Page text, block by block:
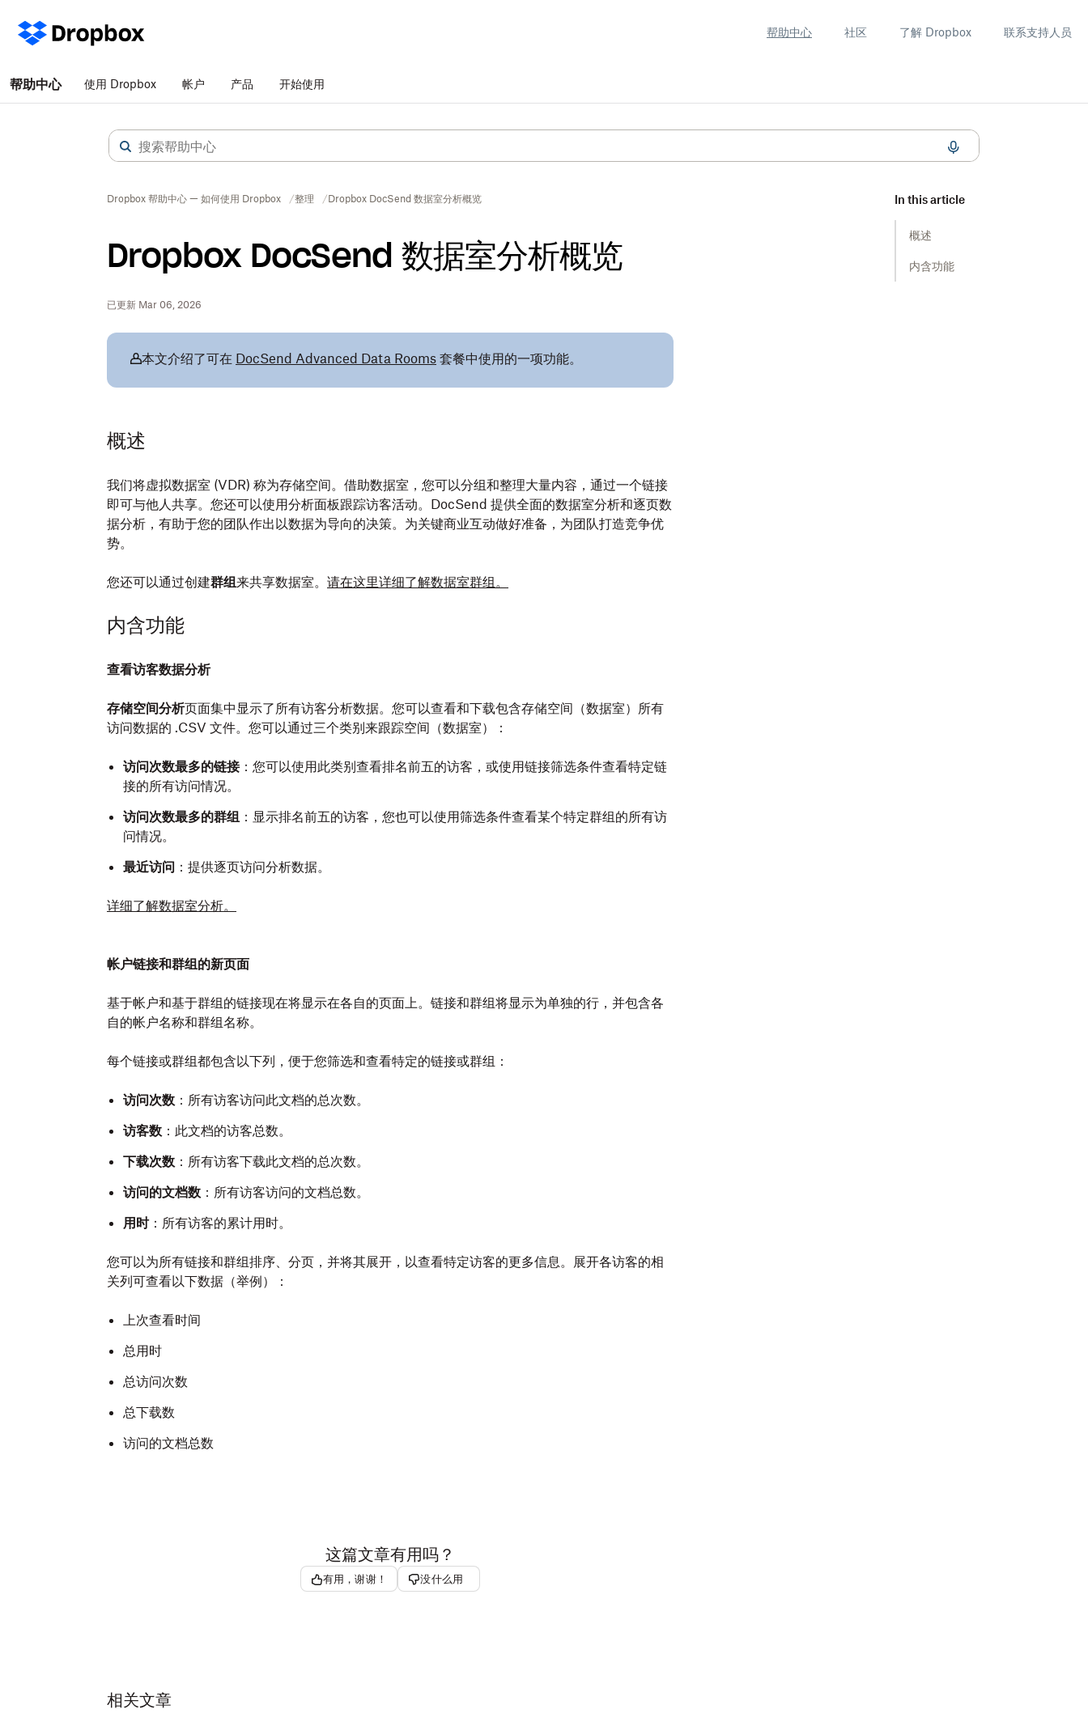
帮助中心 社区 了解 Dropbox 联系支持人员
帮助中心 使用 Dropbox 帐户 产品 开始使用
Dropbox 帮助中心 — 如何使用 Dropbox 整理 Dropbox DocSend 数据室分析概览
Dropbox DocSend 数据室分析概览
已更新 Mar 06, 2026
In this article
概述
内含功能
本文介绍了可在 DocSend Advanced Data Rooms 套餐中使用的一项功能。
概述
我们将虚拟数据室 (VDR) 称为存储空间。借助数据室，您可以分组和整理大量内容，通过一个链接
即可与他人共享。您还可以使用分析面板跟踪访客活动。DocSend 提供全面的数据室分析和逐页数
据分析，有助于您的团队作出以数据为导向的决策。为关键商业互动做好准备，为团队打造竞争优
势。
您还可以通过创建群组来共享数据室。 请在这里详细了解数据室群组。
内含功能
查看访客数据分析
存储空间分析页面集中显示了所有访客分析数据。您可以查看和下载包含存储空间（数据室）所有
访问数据的 .CSV 文件。您可以通过三个类别来跟踪空间（数据室）：
访问次数最多的链接：您可以使用此类别查看排名前五的访客，或使用链接筛选条件查看特定链
接的所有访问情况。
访问次数最多的群组 ：显示排名前五的访客，您也可以使用筛选条件查看某个特定群组的所有访
问情况。
最近访问 ：提供逐页访问分析数据。
详细了解数据室分析。
帐户链接和群组的新页面
基于帐户和基于群组的链接现在将显示在各自的页面上。链接和群组将显示为单独的行，并包含各
自的帐户名称和群组名称。
每个链接或群组都包含以下列，便于您筛选和查看特定的链接或群组：
访问次数 ：所有访客访问此文档的总次数。
访客数 ：此文档的访客总数。
下载次数 ：所有访客下载此文档的总次数。
访问的文档数 ：所有访客访问的文档总数。
用时：所有访客的累计用时。
您可以为所有链接和群组排序、分页，并将其展开，以查看特定访客的更多信息。展开各访客的相
关列可查看以下数据（举例）：
上次查看时间
总用时
总访问次数
总下载数
访问的文档总数
这篇文章有用吗？
有用，谢谢！ 没什么用
相关文章